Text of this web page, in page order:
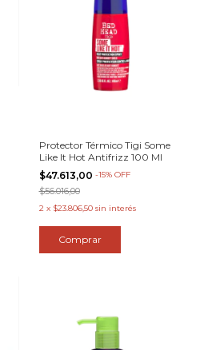
Protector Térmico Tigi Some
Like It Hot Antifrizz 100 Ml
$47.613,00 -15% OFF
$56.016,00
2 x $23.806,50 sin interés